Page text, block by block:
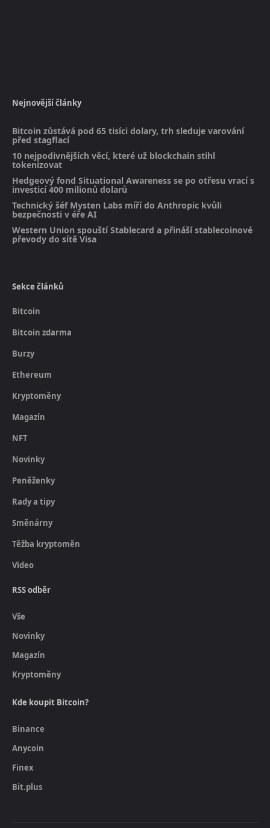
Nejnovější články
Bitcoin zůstává pod 65 tisíci dolary, trh sleduje varování
před stagflací
10 nejpodivnějších věcí, které už blockchain stihl
tokenizovat
Hedgeový fond Situational Awareness se po otřesu vrací s
investicí 400 milionů dolarů
Technický šéf Mysten Labs míří do Anthropic kvůli
bezpečnosti v éře AI
Western Union spouští Stablecard a přináší stablecoinové
převody do sítě Visa
Sekce článků
Bitcoin
Bitcoin zdarma
Burzy
Ethereum
Kryptoměny
Magazín
NFT
Novinky
Peněženky
Rady a tipy
Směnárny
Těžba kryptoměn
Video
RSS odběr
Vše
Novinky
Magazín
Kryptoměny
Kde koupit Bitcoin?
Binance
Anycoin
Finex
Bit.plus